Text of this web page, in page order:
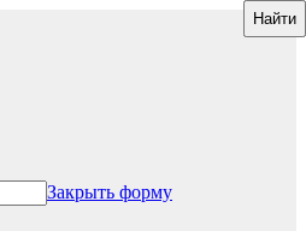
Закрыть форму